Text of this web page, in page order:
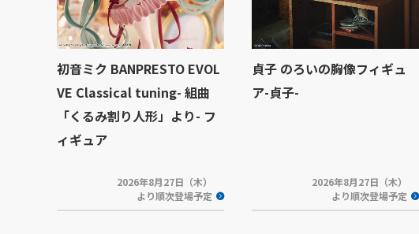
初音ミク BANPRESTO EVOL
VE Classical tuning- 組曲
「くるみ割り人形」より- フ
ィギュア
2026年8月27日（木）
より順次登場予定
貞子 のろいの胸像フィギュ
ア-貞子-
2026年8月27日（木）
より順次登場予定